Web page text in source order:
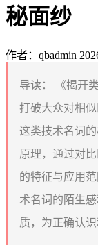
秘面纱
作者：qbadmin
导读：
《揭开
打破大众对相
这类技术名词
原理，通过对
的特征与应用
术名词的陌生
质，为正确认